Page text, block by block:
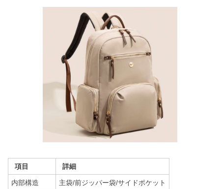
項目 詳細
内部構造 主袋/前ジッパー袋/サイドポケット